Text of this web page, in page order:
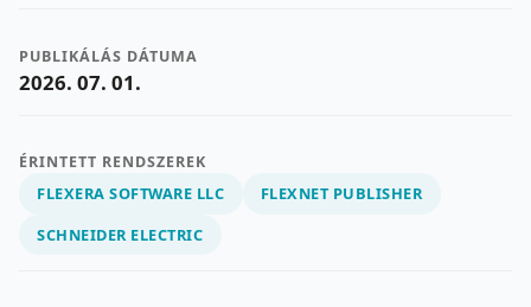
PUBLIKÁLÁS DÁTUMA
2026. 07. 01.
ÉRINTETT RENDSZEREK
FLEXERA SOFTWARE LLC
FLEXNET PUBLISHER
SCHNEIDER ELECTRIC